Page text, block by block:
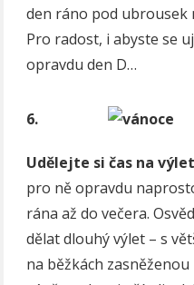
den ráno pod ubrousek
Pro radost, i abyste se
opravdu den D…
6.
Udělejte si čas na
pro ně opravdu
rána až do večera.
dělat dlouhý výlet – s
na běžkách